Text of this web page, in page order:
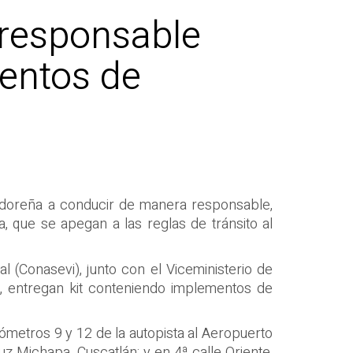
de
a conducir de manera responsable,
que se apegan a las reglas de tránsito al
(Conasevi), junto con el Viceministerio de
kit conteniendo implementos de
9 y 12 de la autopista al Aeropuerto